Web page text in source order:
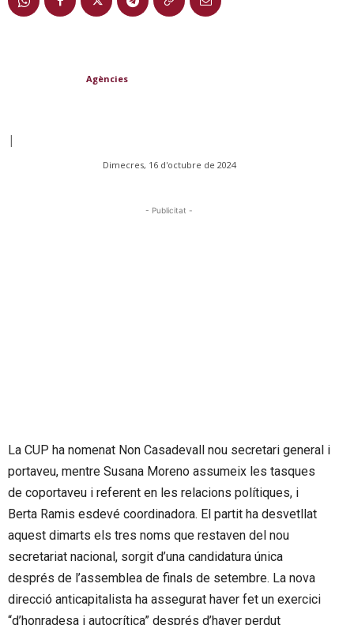
Agències
|
Dimecres, 16 d'octubre de 2024
- Publicitat -
La CUP ha nomenat Non Casadevall nou secretari general i
portaveu, mentre Susana Moreno assumeix les tasques
de coportaveu i referent en les relacions polítiques, i
Berta Ramis esdevé coordinadora. El partit ha desvetllat
aquest dimarts els tres noms que restaven del nou
secretariat nacional, sorgit d’una candidatura única
després de l’assemblea de finals de setembre. La nova
direcció anticapitalista ha assegurat haver fet un exercici
“d’honradesa i autocrítica” després d’haver perdut